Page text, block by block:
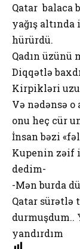
Qatar balaca
yağış
hürürdü.
Qadın üzünü
Diqqətlə
Kirpikləri
Və nədənsə
onu heç cür
İnsan bəzi
Kupenin zəif
dedim-
-Mən burda
Qatar sürətlə
durmuşdum..
yandırdım